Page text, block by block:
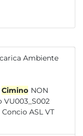
Ambiente
Cimino
ASL VT